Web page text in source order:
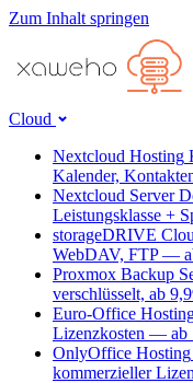
Zum Inhalt springen
Cloud
Nextcloud Hosting
Kalender,
Nextcloud Server
Leistungsklasse +
storageDRIVE
WebDAV, FTP —
Proxmox Backup
verschlüsselt, ab
Euro-Office
Lizenzkosten — ab
OnlyOffice Hosting
kommerzieller